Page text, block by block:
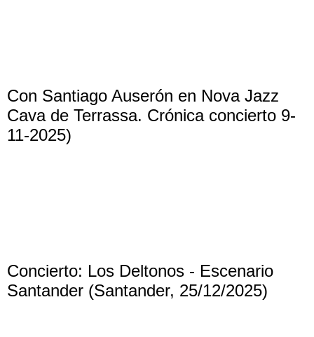
Con Santiago Auserón en Nova Jazz
Cava de Terrassa. Crónica concierto 9-
11-2025)
Concierto: Los Deltonos - Escenario
Santander (Santander, 25/12/2025)